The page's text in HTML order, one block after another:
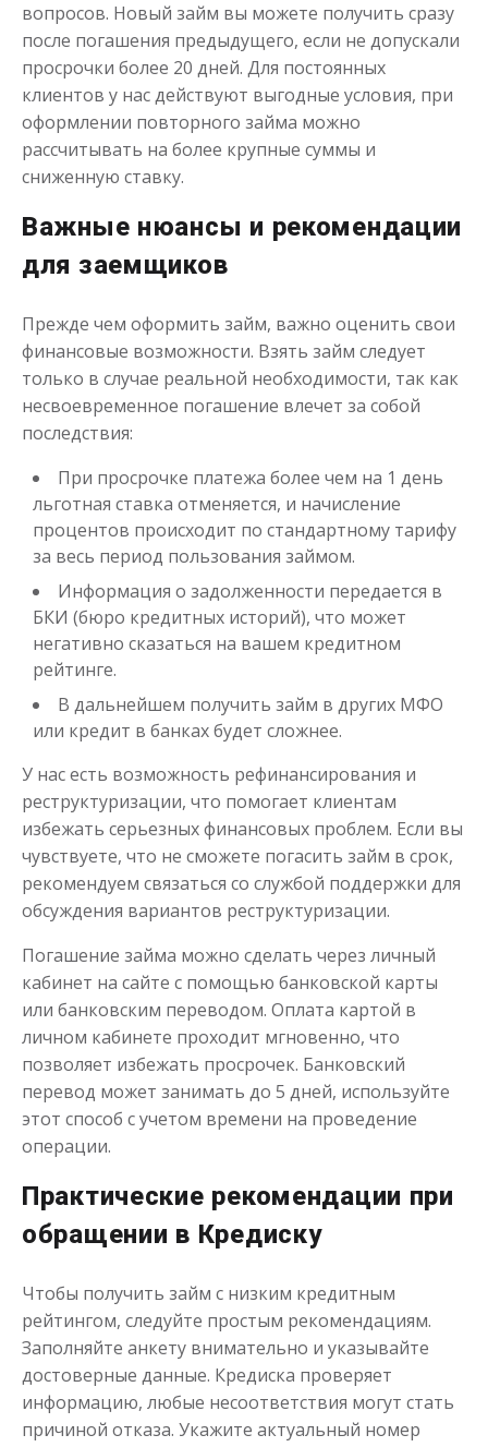
вопросов. Новый займ вы можете получить сразу
после погашения предыдущего, если не допускали
просрочки более 20 дней. Для постоянных
клиентов у нас действуют выгодные условия, при
оформлении повторного займа можно
рассчитывать на более крупные суммы и
сниженную ставку.
Важные нюансы и рекомендации
для заемщиков
Прежде чем оформить займ, важно оценить свои
финансовые возможности. Взять займ следует
только в случае реальной необходимости, так как
несвоевременное погашение влечет за собой
последствия:
При просрочке платежа более чем на 1 день
льготная ставка отменяется, и начисление
процентов происходит по стандартному тарифу
за весь период пользования займом.
Информация о задолженности передается в
БКИ (бюро кредитных историй), что может
негативно сказаться на вашем кредитном
рейтинге.
В дальнейшем получить займ в других МФО
или кредит в банках будет сложнее.
У нас есть возможность рефинансирования и
реструктуризации, что помогает клиентам
избежать серьезных финансовых проблем. Если вы
чувствуете, что не сможете погасить займ в срок,
рекомендуем связаться со службой поддержки для
обсуждения вариантов реструктуризации.
Погашение займа можно сделать через личный
кабинет на сайте с помощью банковской карты
или банковским переводом. Оплата картой в
личном кабинете проходит мгновенно, что
позволяет избежать просрочек. Банковский
перевод может занимать до 5 дней, используйте
этот способ с учетом времени на проведение
операции.
Практические рекомендации при
обращении в Кредиску
Чтобы получить займ с низким кредитным
рейтингом, следуйте простым рекомендациям.
Заполняйте анкету внимательно и указывайте
достоверные данные. Кредиска проверяет
информацию, любые несоответствия могут стать
причиной отказа. Укажите актуальный номер